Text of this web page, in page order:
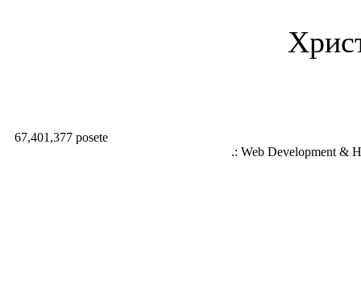
67,401,377 posete
.: Web Development &